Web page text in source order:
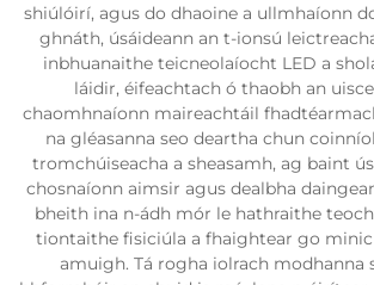
shiúlóirí, agus do dhaoine a ullmhaíonn
ghnáth, úsáideann an t-ionsú
inbhuanaithe teicneolaíocht LED a
láidir, éifeachtach ó thaobh an
chaomhnaíonn maireachtáil
na gléasanna seo deartha chun
tromchúiseacha a sheasamh, ag baint
chosnaíonn aimsir agus dealbha
bheith ina n-ádh mór le hathraithe
tiontaithe fisiciúla a fhaightear go
amuigh. Tá rogha iolrach modhanna